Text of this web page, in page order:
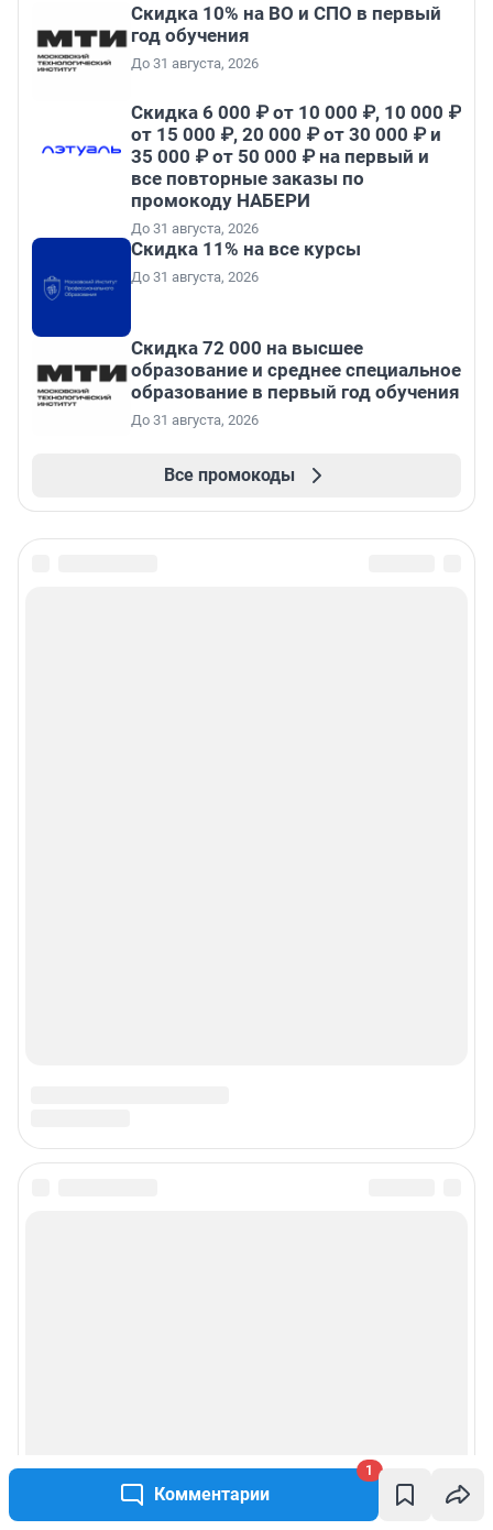
Комментарии
1
Скидка 10% на ВО и СПО в первый
год обучения
До 31 августа, 2026
Скидка 6 000 ₽ от 10 000 ₽, 10 000 ₽
от 15 000 ₽, 20 000 ₽ от 30 000 ₽ и
35 000 ₽ от 50 000 ₽ на первый и
все повторные заказы по
промокоду НАБЕРИ
До 31 августа, 2026
Скидка 11% на все курсы
До 31 августа, 2026
Скидка 72 000 на высшее
образование и среднее специальное
образование в первый год обучения
До 31 августа, 2026
Все промокоды